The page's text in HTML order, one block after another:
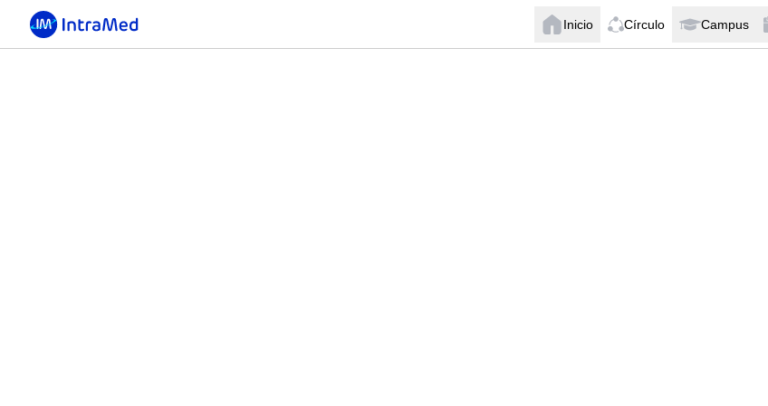
Inicio Círculo Campus